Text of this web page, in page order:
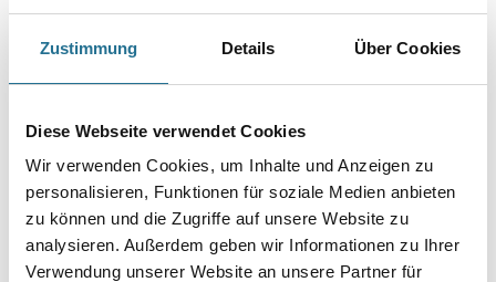
Zustimmung Details Über Cookies
Diese Webseite verwendet Cookies
Wir verwenden Cookies, um Inhalte und Anzeigen zu
personalisieren, Funktionen für soziale Medien anbieten
zu können und die Zugriffe auf unsere Website zu
analysieren. Außerdem geben wir Informationen zu Ihrer
Verwendung unserer Website an unsere Partner für
Art-Nr.:4040-002350
Speziell geeignet für Fußbodenanstriche.
Breite in millimeter
Umrechnungsfaktoren